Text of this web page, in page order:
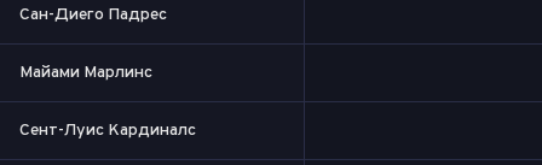
Сан-Диего Падрес
Майами Марлинс
Сент-Луис Кардиналс